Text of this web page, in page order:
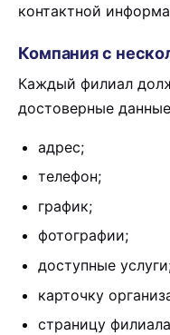
контактной
Компания с
Каждый филиал
достоверные
адрес;
телефон;
график;
фотографии;
доступные
карточку
страницу